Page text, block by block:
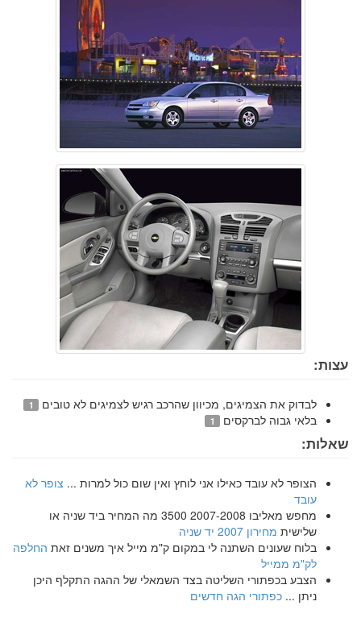
עצות:
לבדוק את הצמיגים, מכיוון שהרכב רגיש לצמיגים לא טובים 1
בלאי גבוה לברקסים 1
שאלות:
הצופר לא עובד כאילו אני לוחץ ואין שום כול למרות ... צופר לא
עובד
מחפש מאליבו 2007-2008 3500 מה המחיר ביד שניה או
שלישית מחירון 2007 יד שניה
בלוח שעונים השתנה לי במקום ק"מ מייל איך משנים זאת החלפה
לק"מ ממייל
הצבע בכפתורי השליטה בצד השמאלי של ההגה התקלף היכן
ניתן ... כפתורי הגה חדשים